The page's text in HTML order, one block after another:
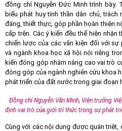
đồng chí Nguyễn Đức Minh trình bày.
biểu phát huy tinh thần dân chủ,
đáng, thiết thực, góp phần hoàn thiện
cấp trên. Các ý kiến đều thể hiện
chiến lược của các văn kiện đối với
và ngành khoa học xã hội nói riêng
kiến đóng góp nhằm nâng cao vai trò
đóng góp của ngành nghiên cứu khoa
phát triển của đất nước trong giai đoạn
Đồng chí Nguyễn Văn Minh, Viện trưởng
định vai trò của giới trí thức trong sự phát
Cùng với các nội dung được quán